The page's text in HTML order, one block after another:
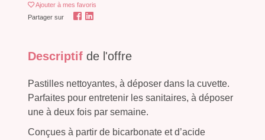
Ajouter à mes favoris
Partager sur
Descriptif de l'offre
Pastilles nettoyantes, à déposer dans la cuvette.
Parfaites pour entretenir les sanitaires, à déposer
une à deux fois par semaine.
Conçues à partir de bicarbonate et d’acide